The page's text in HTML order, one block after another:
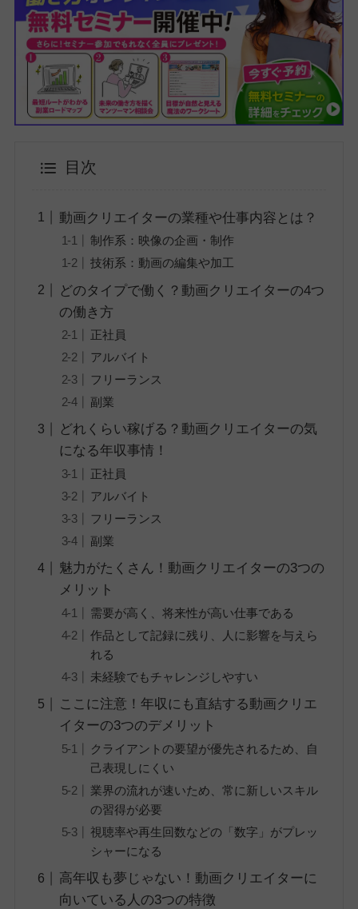
目次
動画クリエイターの業種や仕事内容とは？
制作系：映像の企画・制作
技術系：動画の編集や加工
どのタイプで働く？動画クリエイターの4つ
の働き方
正社員
アルバイト
フリーランス
副業
どれくらい稼げる？動画クリエイターの気
になる年収事情！
正社員
アルバイト
フリーランス
副業
魅力がたくさん！動画クリエイターの3つの
メリット
需要が高く、将来性が高い仕事である
作品として記録に残り、人に影響を与えら
れる
未経験でもチャレンジしやすい
ここに注意！年収にも直結する動画クリエ
イターの3つのデメリット
クライアントの要望が優先されるため、自
己表現しにくい
業界の流れが速いため、常に新しいスキル
の習得が必要
視聴率や再生回数などの「数字」がプレッ
シャーになる
高年収も夢じゃない！動画クリエイターに
向いている人の3つの特徴